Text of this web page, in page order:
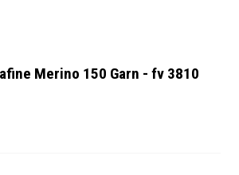
Merino 150 Garn - fv 3810